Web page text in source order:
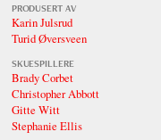
PRODUSERT AV
Karin Julsrud
Turid Øversveen
SKUESPILLERE
Brady Corbet
Christopher Abbott
Gitte Witt
Stephanie Ellis